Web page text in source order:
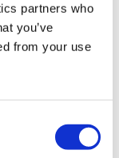
partners who
you’ve
from your use